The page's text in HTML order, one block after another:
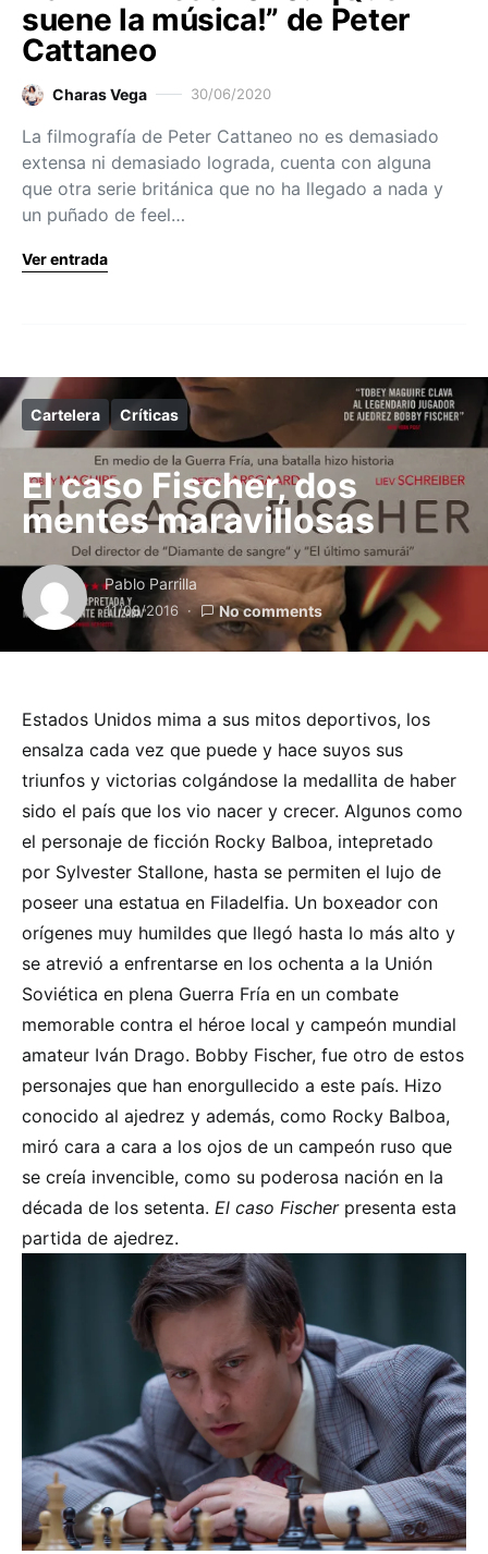
suene la música!” de Peter
Cattaneo
Charas Vega 30/06/2020
La filmografía de Peter Cattaneo no es demasiado
extensa ni demasiado lograda, cuenta con alguna
que otra serie británica que no ha llegado a nada y
un puñado de feel…
Ver entrada
Cartelera Críticas
El caso Fischer, dos
mentes maravillosas
Pablo Parrilla
11/08/2016 No comments
Estados Unidos mima a sus mitos deportivos, los
ensalza cada vez que puede y hace suyos sus
triunfos y victorias colgándose la medallita de haber
sido el país que los vio nacer y crecer. Algunos como
el personaje de ficción Rocky Balboa, intepretado
por Sylvester Stallone, hasta se permiten el lujo de
poseer una estatua en Filadelfia. Un boxeador con
orígenes muy humildes que llegó hasta lo más alto y
se atrevió a enfrentarse en los ochenta a la Unión
Soviética en plena Guerra Fría en un combate
memorable contra el héroe local y campeón mundial
amateur Iván Drago. Bobby Fischer, fue otro de estos
personajes que han enorgullecido a este país. Hizo
conocido al ajedrez y además, como Rocky Balboa,
miró cara a cara a los ojos de un campeón ruso que
se creía invencible, como su poderosa nación en la
década de los setenta. El caso Fischerpresenta esta
partida de ajedrez.